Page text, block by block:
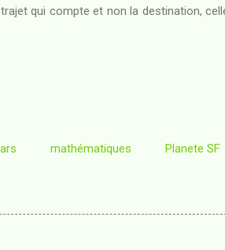
qui compte et non la destination,
mathématiques Planete SF